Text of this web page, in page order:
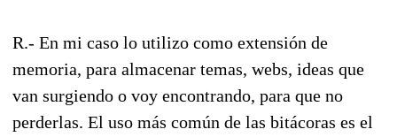
R.- En mi caso lo utilizo como extensión de
memoria, para almacenar temas, webs, ideas que
van surgiendo o voy encontrando, para que no
perderlas. El uso más común de las bitácoras es el